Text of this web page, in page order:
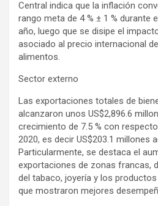
Central indica que la inflación
rango meta de 4 % ± 1 % durante
año, luego que se disipe el
asociado al precio internacional
alimentos.
Sector externo
Las exportaciones totales de
alcanzaron unos US$2,896.6
crecimiento de 7.5 % con
2020, es decir US$203.1 millones
Particularmente, se destaca el
exportaciones de zonas francas,
del tabaco, joyería y los
que mostraron mejores